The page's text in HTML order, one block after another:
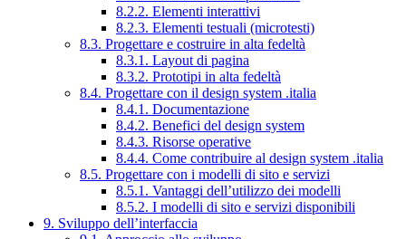
8.2.2. Elementi interattivi
8.2.3. Elementi testuali (microtesti)
8.3. Progettare e costruire in alta fedeltà
8.3.1. Layout di pagina
8.3.2. Prototipi in alta fedeltà
8.4. Progettare con il design system .italia
8.4.1. Documentazione
8.4.2. Benefici del design system
8.4.3. Risorse operative
8.4.4. Come contribuire al design system .italia
8.5. Progettare con i modelli di sito e servizi
8.5.1. Vantaggi dell’utilizzo dei modelli
8.5.2. I modelli di sito e servizi disponibili
9. Sviluppo dell’interfaccia